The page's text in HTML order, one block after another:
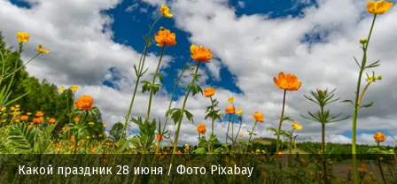
Какой праздник 28 июня/ Фото Pixabay